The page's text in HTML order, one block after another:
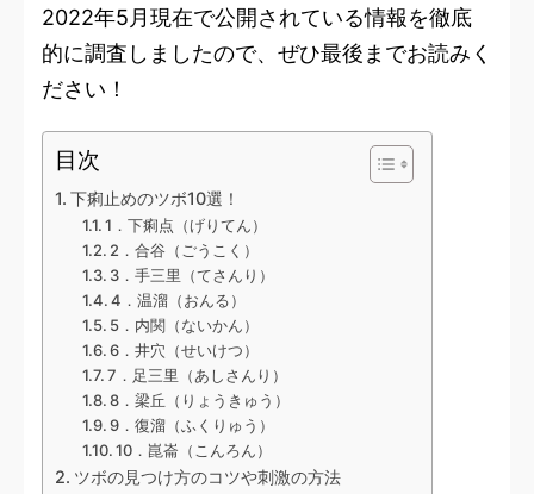
2022年5月現在で公開されている情報を徹底
的に調査しましたので、ぜひ最後までお読みく
ださい！
目次
下痢止めのツボ10選！
1．下痢点（げりてん）
2．合谷（ごうこく）
3．手三里（てさんり）
4．温溜（おんる）
5．内関（ないかん）
6．井穴（せいけつ）
7．足三里（あしさんり）
8．梁丘（りょうきゅう）
9．復溜（ふくりゅう）
10．崑崙（こんろん）
ツボの見つけ方のコツや刺激の方法